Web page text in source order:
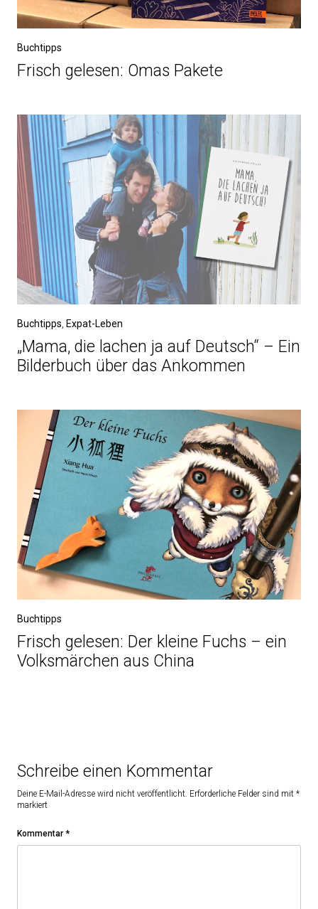
Buchtipps
Frisch gelesen: Omas Pakete
Buchtipps Expat-Leben
„Mama, die lachen ja auf Deutsch“ – Ein
Bilderbuch über das Ankommen
Buchtipps
Frisch gelesen: Der kleine Fuchs – ein
Volksmärchen aus China
Schreibe einen Kommentar
Deine E-Mail-Adresse wird nicht veröffentlicht. Erforderliche Felder sind mit *
markiert
Kommentar *